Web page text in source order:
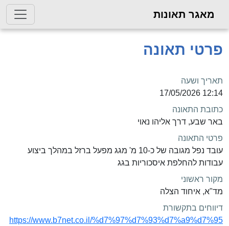
מאגר תאונות
פרטי תאונה
תאריך ושעה
12:14 17/05/2026
כתובת התאונה
באר שבע, דרך אליהו נאוי
פרטי התאונה
עובד נפל מגובה של כ-10 מ' מגג מפעל ברזל במהלך ביצוע
עבודות להחלפת איסכוריות בגג
מקור ראשוני
מד"א, איחוד הצלה
דיווחים בתקשורת
https://www.b7net.co.il/%d7%97%d7%93%d7%a9%d7%95